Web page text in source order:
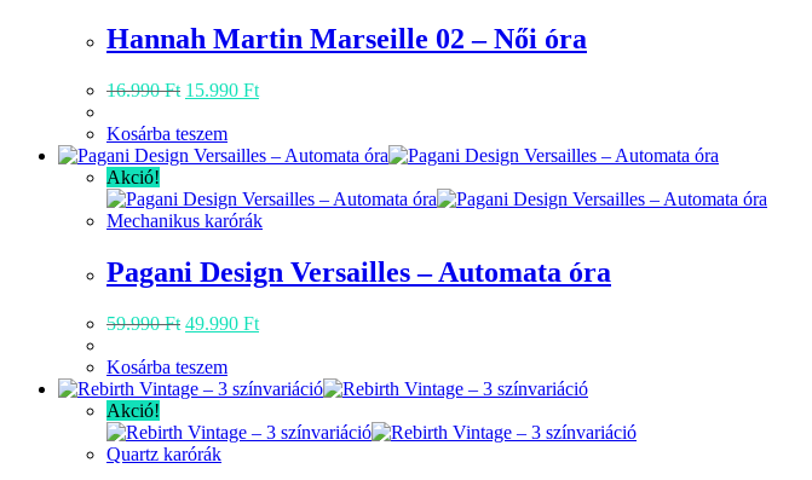
A
változatok
termékoldalon
Hannah Martin Marseille 02 – Női óra
16.990Ft Original
was:
16.990 Ft.
15.990 FtCurrent
15.990 Ft.
Kosárba teszem
Akció!
Mechanikus karórák
Pagani Design Versailles – Automata óra
59.990Ft Original
was:
59.990 Ft.
49.990 FtCurrent
49.990 Ft.
Kosárba teszem
Akció!
Quartz karórák